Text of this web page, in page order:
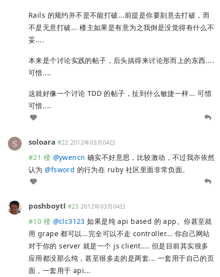
Rails 的规约并不是不能打破...前提是你要刻意去打破，而
不是无意打破... 楼主如果是有意为之我倒是没觉得有什么不
妥....
本来是个讨论实践的帖子，后头搞得来讨论形而上的东西....
可惜....
这就好像一个讨论 TDD 的帖子，扯到什么敏捷一样... 可惜
可惜....
soloara #22 2012年03月04日
#21 楼 @ywencn 确实不好意思，比较激动，不过我亦依然
认为@fsword 的行为在 ruby 社区里面非常负面。
poshboytl #23 2012年03月04日
#10 楼 @clc3123 如果是纯 api based 的 app。你甚至就
用 grape 都可以...完全可以不走 controller... 你自己网站
对于你的 server 就是一个 js client.... 但是目前其实很多
应用都没那么纯，甚至很多走的是两套... 一套用于自己的页
面，一套用于 api...